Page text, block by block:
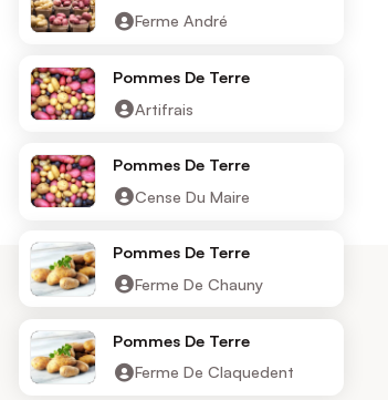
Ferme André
Pommes De Terre
Artifrais
Pommes De Terre
Cense Du Maire
Pommes De Terre
Ferme De Chauny
Pommes De Terre
Ferme De Claquedent